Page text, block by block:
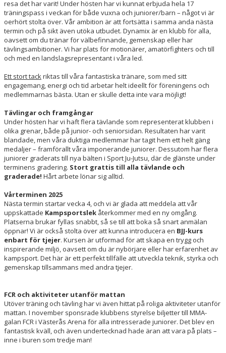
resa det har varit! Under hösten har vi kunnat erbjuda hela 17
träningspass i veckan för både vuxna och juniorer/barn – något vi är
oerhört stolta över. Vår ambition är att fortsätta i samma anda nästa
termin och på sikt även utöka utbudet. Dynamix är en klubb för alla,
oavsett om du tränar för välbefinnande, gemenskap eller har
tävlingsambitioner. Vi har plats för motionärer, amatörfighters och till
och med en landslagsrepresentant i våra led.
Ett stort tackriktas till våra fantastiska tränare, som med sitt
engagemang, energi och tid arbetar helt ideellt för föreningens och
medlemmarnas bästa. Utan er skulle detta inte vara möjligt!
Tävlingar och framgångar
Under hösten har vi haft flera tävlande som representerat klubben i
olika grenar, både på junior- och seniorsidan. Resultaten har varit
blandade, men våra duktiga medlemmar har tagit hem ett helt gäng
medaljer – framförallt våra imponerande juniorer. Dessutom har flera
juniorer graderats till nya bälten i Sport Ju-Jutsu, där de glänste under
terminens gradering. Stort grattis till alla tävlande och
graderade! Hårt arbete lönar sig alltid.
Vårterminen 2025
Nästa termin startar vecka 4, och vi är glada att meddela att vår
uppskattade Kampsportslek återkommer med en ny omgång.
Platserna brukar fyllas snabbt, så se till att boka så snart anmälan
öppnar! Vi är också stolta över att kunna introducera en BJJ-kurs
enbart för tjejer. Kursen är utformad för att skapa en trygg och
inspirerande miljö, oavsett om du är nybörjare eller har erfarenhet av
kampsport. Det här är ett perfekt tillfälle att utveckla teknik, styrka och
gemenskap tillsammans med andra tjejer.
FCR och aktiviteter utanför mattan
Utöver träning och tävling har vi även hittat på roliga aktiviteter utanför
mattan. I november sponsrade klubbens styrelse biljetter till MMA-
galan FCR i Västerås Arena för alla intresserade juniorer. Det blev en
fantastisk kväll, och även undertecknad hade äran att vara på plats –
inne i buren som tredje man!